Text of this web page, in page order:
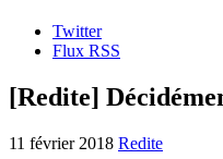
Twitter
Flux RSS
[Redite]
11 février 2018 Redite